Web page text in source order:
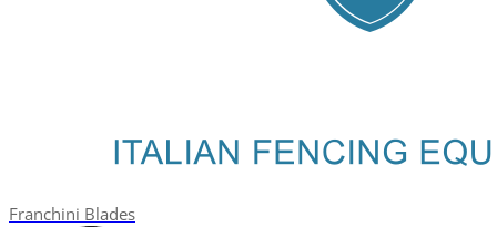
Franchini Blades